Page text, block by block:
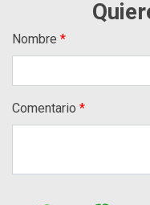
Nombre
Comentario